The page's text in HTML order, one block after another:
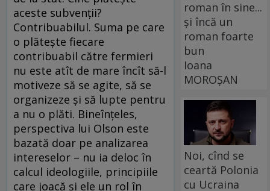
aceste subvenţii?
Contribuabilul. Suma pe care
o plăteşte fiecare
contribuabil către fermieri
nu este atît de mare încît să-l
motiveze să se agite, să se
organizeze şi să lupte pentru
a nu o plăti. Bineînţeles,
perspectiva lui Olson este
bazată doar pe analizarea
intereselor – nu ia deloc în
calcul ideologiile, principiile
care joacă şi ele un rol în
roman în sine...
și încă un
roman foarte
bun
Ioana
MOROȘAN
Noi, cînd se
ceartă Polonia
cu Ucraina